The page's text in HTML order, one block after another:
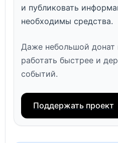
и публиковать
необходимы средства.
Даже небольшой донат
работать быстрее и
событий.
Поддержать проект